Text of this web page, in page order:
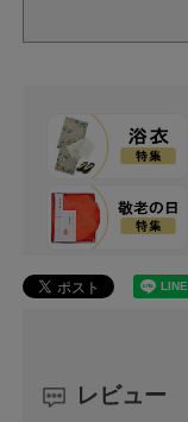
レビュー